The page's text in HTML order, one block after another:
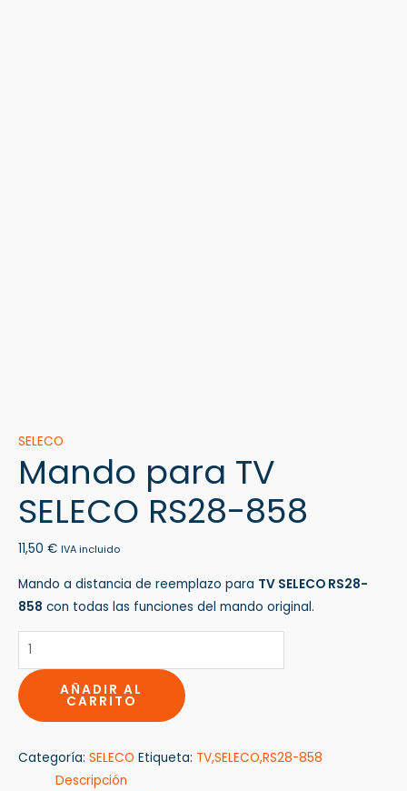
SELECO
Mando para TV
SELECO RS28-858
11,50 € IVA incluido
Mando a distancia de reemplazo para TV SELECO RS28-
858 con todas las funciones del mando original.
AÑADIR AL
CARRITO
Categoría: SELECO Etiqueta: TV,SELECO,RS28-858
Descripción